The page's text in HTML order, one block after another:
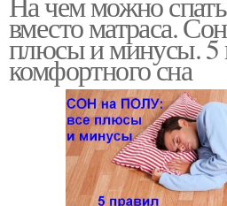
вместо матраса.
плюсы и минусы. 5
комфортного сна